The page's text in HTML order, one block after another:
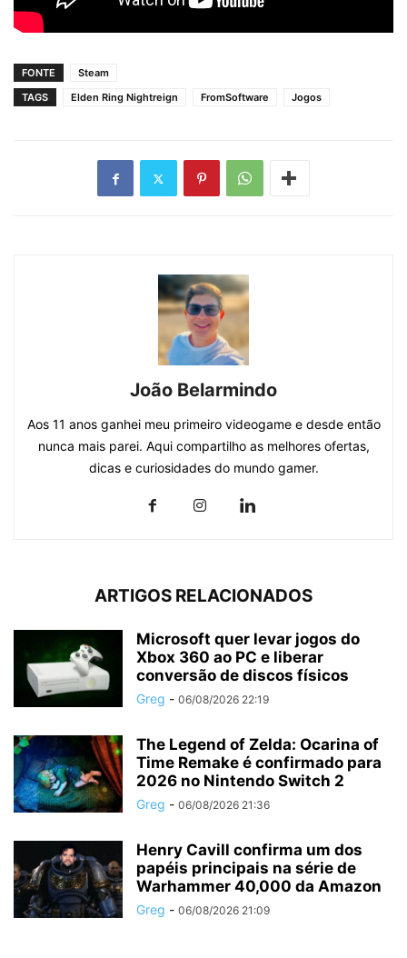
FONTE
Steam
TAGS
Elden Ring Nightreign FromSoftware Jogos
João Belarmindo
Aos 11 anos ganhei meu primeiro videogame e desde então
nunca mais parei. Aqui compartilho as melhores ofertas,
dicas e curiosidades do mundo gamer.
ARTIGOS RELACIONADOS
Microsoft quer levar jogos do
Xbox 360 ao PC e liberar
conversão de discos físicos
Greg - 06/08/2026 22:19
The Legend of Zelda: Ocarina of
Time Remake é confirmado para
2026 no Nintendo Switch 2
Greg - 06/08/2026 21:36
Henry Cavill confirma um dos
papéis principais na série de
Warhammer 40,000 da Amazon
Greg - 06/08/2026 21:09